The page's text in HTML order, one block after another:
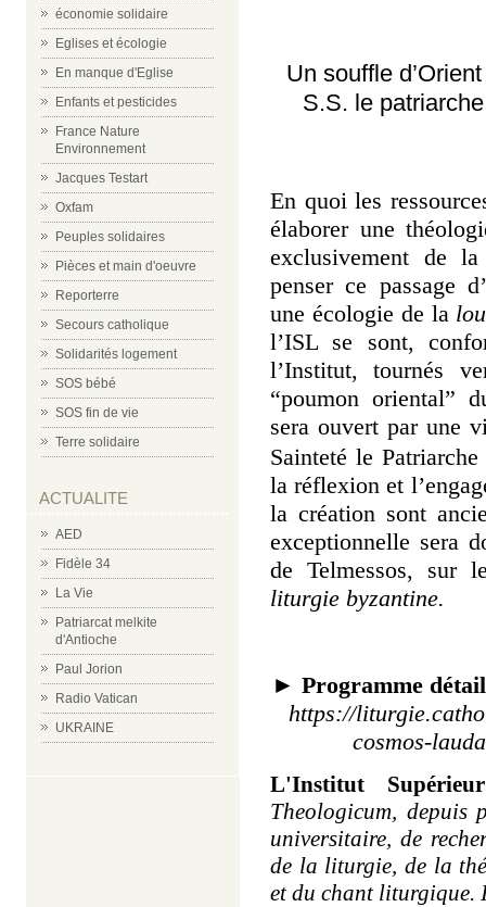
économie solidaire
Eglises et écologie
En manque d'Eglise
Enfants et pesticides
France Nature
Environnement
Jacques Testart
Oxfam
Peuples solidaires
Pièces et main d'oeuvre
Reporterre
Secours catholique
Solidarités logement
SOS bébé
SOS fin de vie
Terre solidaire
ACTUALITE
AED
Fidèle 34
La Vie
Patriarcat melkite
d'Antioche
Paul Jorion
Radio Vatican
UKRAINE
Un souffle
S.S. le
En quoi les
élaborer une
exclusivement de
penser ce passage
une écologie de la
l’ISL se sont,
l’Institut, tournés
“poumon oriental”
sera ouvert par une
Sainteté le
la réflexion et
la création sont
exceptionnelle sera
de Telmessos, sur
liturgie byzantine.
► Programme
https://
cosmos-
L'Institut
Theologicum, depuis
universitaire, de
de la liturgie, de la
et du chant liturgique.